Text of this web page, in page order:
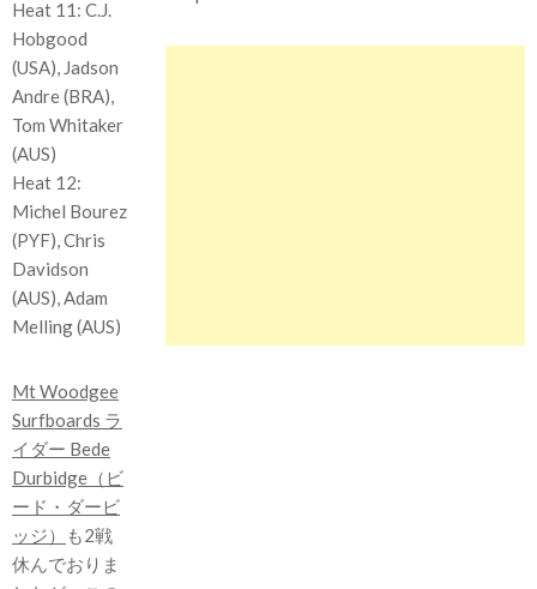
Heat 11: C.J.
Hobgood
(USA), Jadson
Andre (BRA),
Tom Whitaker
(AUS)
Heat 12:
Michel Bourez
(PYF), Chris
Davidson
(AUS), Adam
Melling (AUS)
Mt Woodgee
Surfboards ラ
イダー Bede
Durbidge（ビ
ード・ダービ
ッジ）
も2戦
休んでおりま